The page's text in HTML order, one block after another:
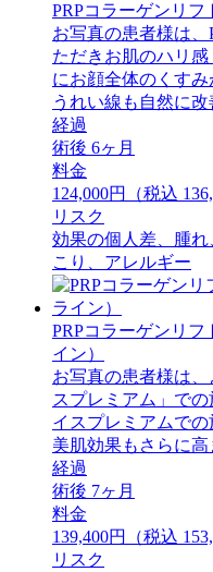
PRPコラーゲンリフ
お写真の患者様は
ただきお肌のハリ
にお顔全体のくす
うれい線も自然に
経過
術後 6ヶ月
料金
124,000円（税込
リスク
効果の個人差、腫
こり、アレルギー
PRPコラーゲンリ
イン）
お写真の患者様は
スプレミアム」で
イスプレミアムでの
美肌効果もさらに
経過
術後 7ヶ月
料金
139,400円（税込
リスク